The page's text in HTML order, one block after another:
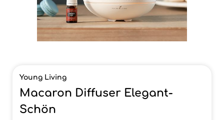
Young Living
Macaron Diffuser Elegant-
Schön